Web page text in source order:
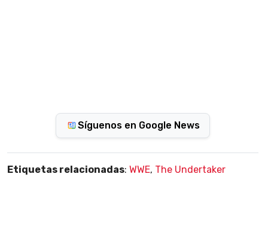
Síguenos en Google News
Etiquetas relacionadas: WWE, The Undertaker